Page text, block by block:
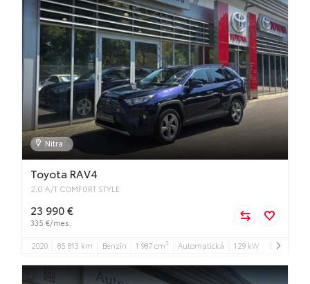
Nitra
Toyota RAV4
2.0 A/T C0MF0RT STYLE
23 990 €
335 €/mes.
2020 85 813 km Benzín 1 987 cm3 Automatická 129 kW 5